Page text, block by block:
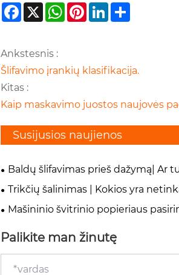
Facebook
X WhatsApp
Pinterest
LinkedIn
Share
Ankstesnis :
Šlifavimo įrankių klasifikacija.
Kitas :
Kaip maskavimo juostos naujovės
Susijusios naujienos
Baldų šlifavimas prieš dažymą| Ar
pasirinkti mėlyną švitrinį popierių ar
švitrinį popierių?
Trikčių šalinimas | Kokios yra
ir šlapio šlifavimo švitrinio popieriaus
naudojimo pasekmės? Ar juos
pakaitomis?
Mašininio švitrinio popieriaus
plastiko ir stiklo pluošto rūšį?
Palikite man žinutę